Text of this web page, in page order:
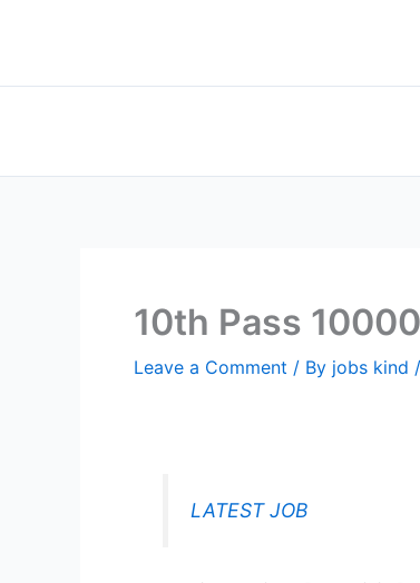
10th Pass 10000
Leave a Comment / By jobs kind /
LATEST JOB